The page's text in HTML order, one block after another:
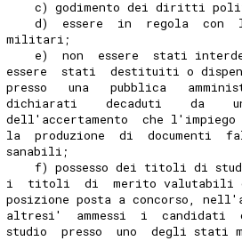
c) godimento dei diritti
d)  essere  in  regola  con
militari;
e)  non  essere  stati
essere  stati  destituiti o
presso   una   pubblica
dichiarati    decaduti    da
dell'accertamento  che l'impiego
la  produzione  di
sanabili;
f) possesso dei titoli di
i  titoli  di  merito valutabili
posizione posta a concorso,
altresi'  ammessi  i  candidati
studio  presso  uno  degli stati